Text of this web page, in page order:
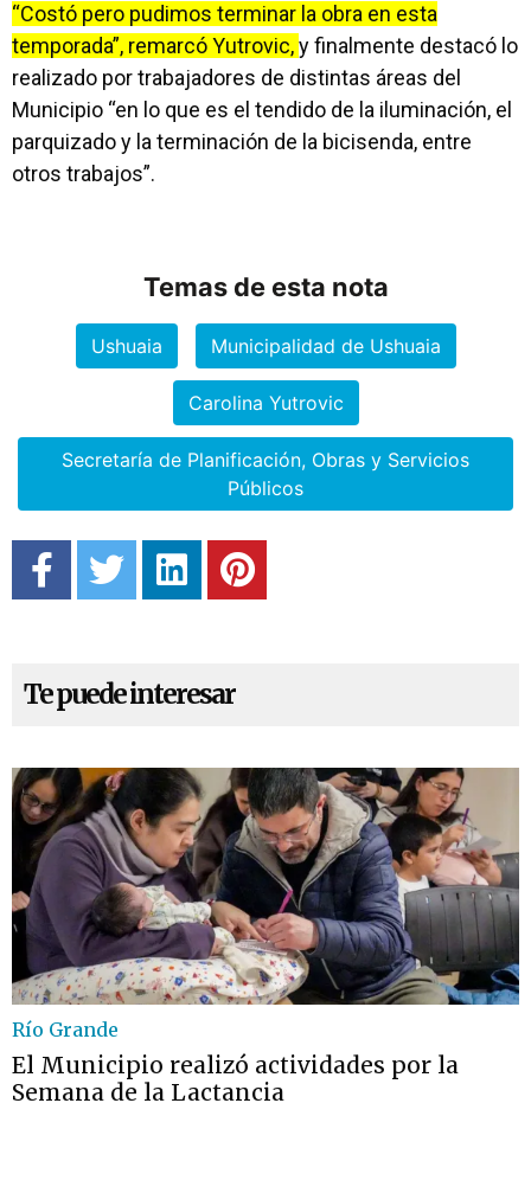
“Costó pero pudimos terminar la obra en esta
temporada”, remarcó Yutrovic,y finalmente destacó lo
realizado por trabajadores de distintas áreas del
Municipio “en lo que es el tendido de la iluminación, el
parquizado y la terminación de la bicisenda, entre
otros trabajos”.
Temas de esta nota
Ushuaia Municipalidad de Ushuaia
Carolina Yutrovic
Secretaría de Planificación, Obras y Servicios
Públicos
Te puede interesar
Río Grande
El Municipio realizó actividades por la
Semana de la Lactancia